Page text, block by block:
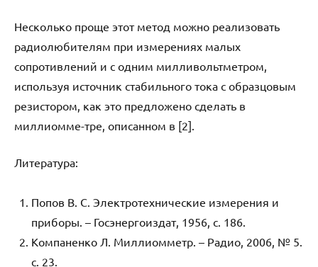
Несколько проще этот метод можно реализовать
радиолюбителям при измерениях малых
сопротивлений и с одним милливольтметром,
используя источник стабильного тока с образцовым
резистором, как это предложено сделать в
миллиомме-тре, описанном в [2].
Литература:
Попов В. С. Электротехнические измерения и
приборы. – Госэнергоиздат, 1956, с. 186.
Компаненко Л. Миллиомметр. – Радио, 2006, № 5.
с. 23.